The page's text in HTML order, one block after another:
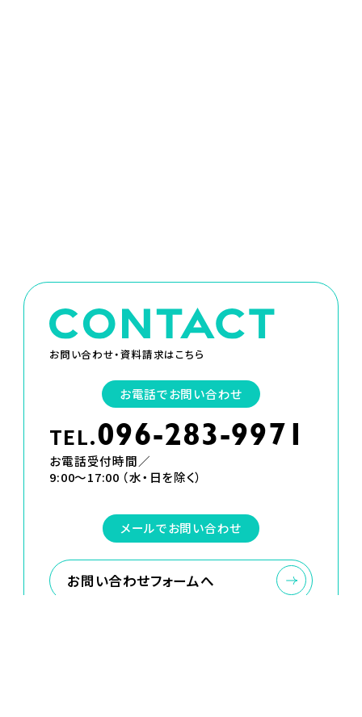
お問い合わせ・資料請求はこちら
お電話でお問い合わせ
TEL.096-283-9971
お電話受付時間／
9:00〜17:00 （水・日を除く）
メールでお問い合わせ
お問い合わせフォームへ